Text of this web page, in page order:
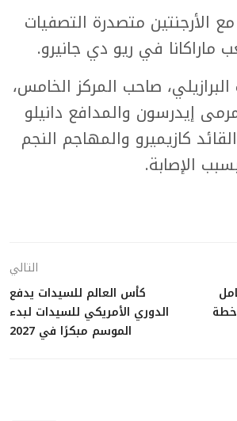
مع الأرجنتين متصدرة التصفيات
ماراكانا في ريو دي جانيرو.
صاحب المركز الخامس،
إيدرسون والمدافع دانيلو
كازيميرو والمهاجم النجم
الإصابة.
خطة
التالي
كأس العالم للسيدات يدفع
الدوري الأمريكي للسيدات لبدء
الموسم مبكرًا في 2027